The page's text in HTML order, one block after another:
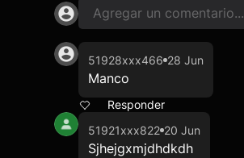
Agregar un comentario...
51928xxx466 28 Jun
Manco
Responder
51921xxx822 20 Jun
Sjhejgxmjdhdkdh